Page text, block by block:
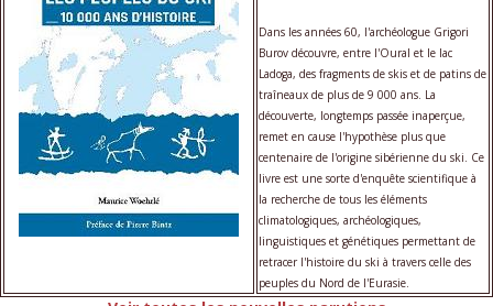
Dans les années 60, l'archéologue Grigori
Burov découvre, entre l'Oural et le lac
Ladoga, des fragments de skis et de patins de
traîneaux de plus de 9 000 ans. La
découverte, longtemps passée inaperçue,
remet en cause l'hypothèse plus que
centenaire de l'origine sibérienne du ski. Ce
livre est une sorte d'enquête scientifique à
la recherche de tous les éléments
climatologiques, archéologiques,
linguistiques et génétiques permettant de
retracer l'histoire du ski à travers celle des
peuples du Nord de l'Eurasie.